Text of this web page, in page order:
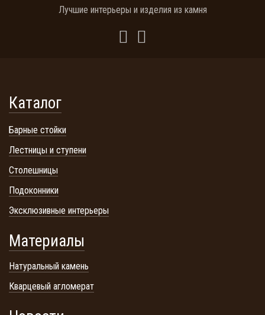
Лучшие интерьеры и изделия из камня
Каталог
Барные стойки
Лестницы и ступени
Столешницы
Подоконники
Эксклюзивные интерьеры
Материалы
Натуральный камень
Кварцевый агломерат